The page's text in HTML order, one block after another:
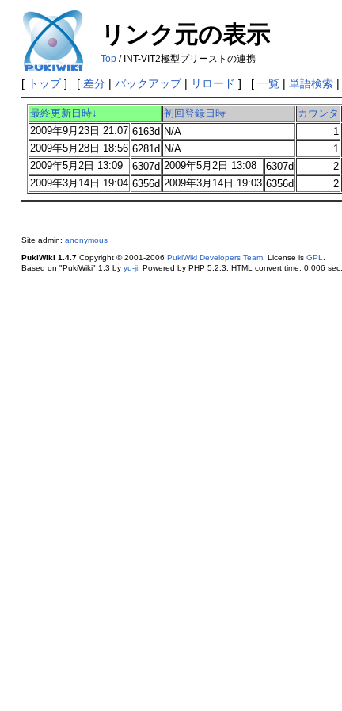
リンク元の表示
Top/ INT-VIT2極型プリーストの連携
[ トップ] [ 差分| バックアップ| リロード ] [ 一覧| 単語検索|
最終更新日時↓ 初回登録日時 カウンタ
2009年9月23日 21:07 6163d N/A 1
2009年5月28日 18:56 6281d N/A 1
2009年5月2日 13:09
6307d 2009年5月2日 13:08 6307d 2
2009年3月14日 19:04 6356d 2009年3月14日 19:03 6356d 2
Site admin: anonymous
PukiWiki 1.4.7Copyright © 2001-2006 PukiWiki Developers Team. License is GPL
Based on "PukiWiki" 1.3 by yu-ji. Powered by PHP 5.2.3. HTML convert time: 0.006 sec.